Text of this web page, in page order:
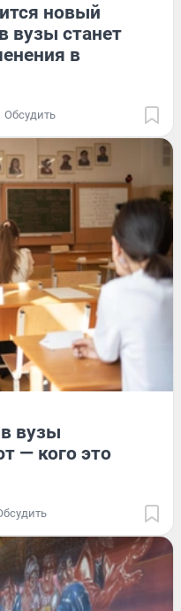
новый
вузы станет
в
Обсудить
вузы
— кого это